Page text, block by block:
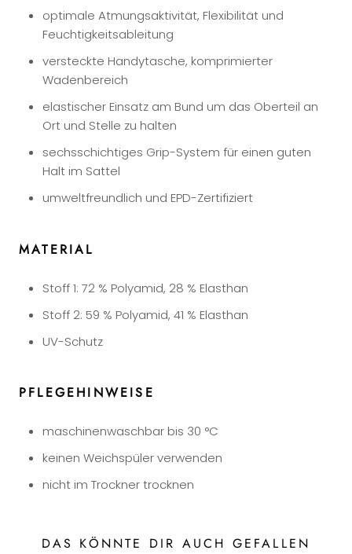
optimale Atmungsaktivität, Flexibilität und
Feuchtigkeitsableitung
versteckte Handytasche, komprimierter
Wadenbereich
elastischer Einsatz am Bund um das Oberteil an
Ort und Stelle zu halten
sechsschichtiges Grip-System für einen guten
Halt im Sattel
umweltfreundlich und EPD-Zertifiziert
MATERIAL
Stoff 1: 72 % Polyamid, 28 % Elasthan
Stoff 2: 59 % Polyamid, 41 % Elasthan
UV-Schutz
PFLEGEHINWEISE
maschinenwaschbar bis 30 °C
keinen Weichspüler verwenden
nicht im Trockner trocknen
DAS KÖNNTE DIR AUCH GEFALLEN